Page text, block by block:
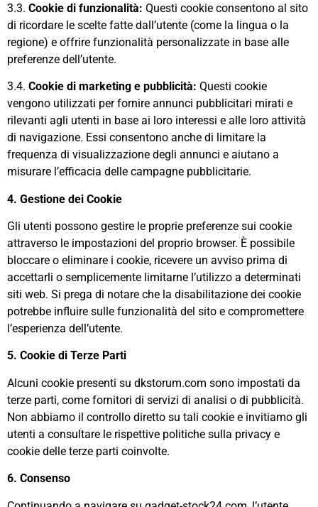
3.3. Cookie di funzionalità: Questi cookie consentono al sito
di ricordare le scelte fatte dall’utente (come la lingua o la
regione) e offrire funzionalità personalizzate in base alle
preferenze dell’utente.
3.4. Cookie di marketing e pubblicità: Questi cookie
vengono utilizzati per fornire annunci pubblicitari mirati e
rilevanti agli utenti in base ai loro interessi e alle loro attività
di navigazione. Essi consentono anche di limitare la
frequenza di visualizzazione degli annunci e aiutano a
misurare l’efficacia delle campagne pubblicitarie.
4. Gestione dei Cookie
Gli utenti possono gestire le proprie preferenze sui cookie
attraverso le impostazioni del proprio browser. È possibile
bloccare o eliminare i cookie, ricevere un avviso prima di
accettarli o semplicemente limitarne l’utilizzo a determinati
siti web. Si prega di notare che la disabilitazione dei cookie
potrebbe influire sulle funzionalità del sito e compromettere
l’esperienza dell’utente.
5. Cookie di Terze Parti
Alcuni cookie presenti su dkstorum.com sono impostati da
terze parti, come fornitori di servizi di analisi o di pubblicità.
Non abbiamo il controllo diretto su tali cookie e invitiamo gli
utenti a consultare le rispettive politiche sulla privacy e
cookie delle terze parti coinvolte.
6. Consenso